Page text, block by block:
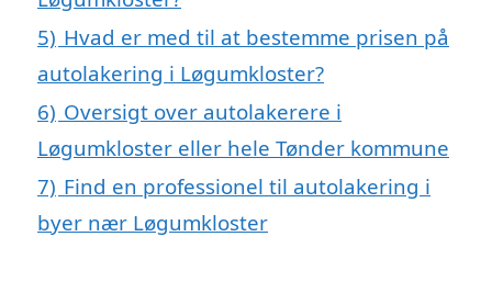
5) Hvad er med til at bestemme prisen på
autolakering i Løgumkloster?
6) Oversigt over autolakerere i
Løgumkloster eller hele Tønder kommune
7) Find en professionel til autolakering i
byer nær Løgumkloster